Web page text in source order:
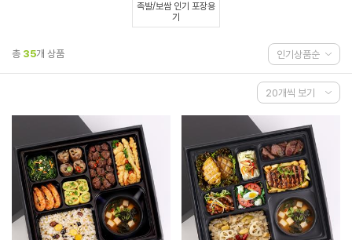
족발/보쌈 인기 포장용
기
총 35개 상품